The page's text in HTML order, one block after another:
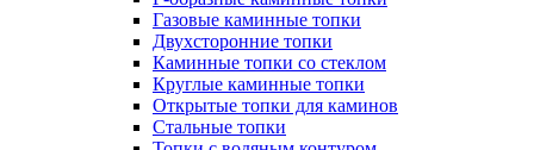
Газовые каминные топки
Двухсторонние топки
Каминные топки со стеклом
Круглые каминные топки
Открытые топки для каминов
Стальные топки